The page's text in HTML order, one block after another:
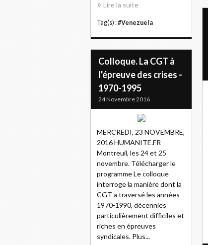
Lire la suite
Tag(s) :#Venezuela
Colloque. La CGT à
l'épreuve des crises -
1970-1995
24 Novembre 2016
MERCREDI, 23 NOVEMBRE,
2016 HUMANITE.FR
Montreuil, les 24 et 25
novembre. Télécharger le
programme Le colloque
interroge la manière dont la
CGT a traversé les années
1970-1990, décennies
particulièrement difficiles et
riches en épreuves
syndicales. Plus...